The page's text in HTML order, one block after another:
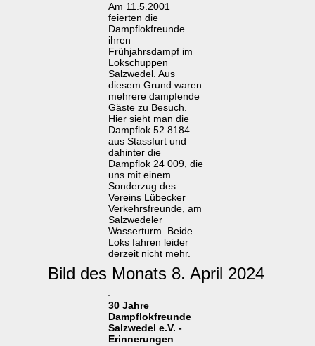
Am 11.5.2001
feierten die
Dampflokfreunde
ihren
Frühjahrsdampf im
Lokschuppen
Salzwedel. Aus
diesem Grund waren
mehrere dampfende
Gäste zu Besuch.
Hier sieht man die
Dampflok 52 8184
aus Stassfurt und
dahinter die
Dampflok 24 009, die
uns mit einem
Sonderzug des
Vereins Lübecker
Verkehrsfreunde, am
Salzwedeler
Wasserturm. Beide
Loks fahren leider
derzeit nicht mehr.
Bild des Monats 8. April 2024
30 Jahre
Dampflokfreunde
Salzwedel e.V. -
Erinnerungen